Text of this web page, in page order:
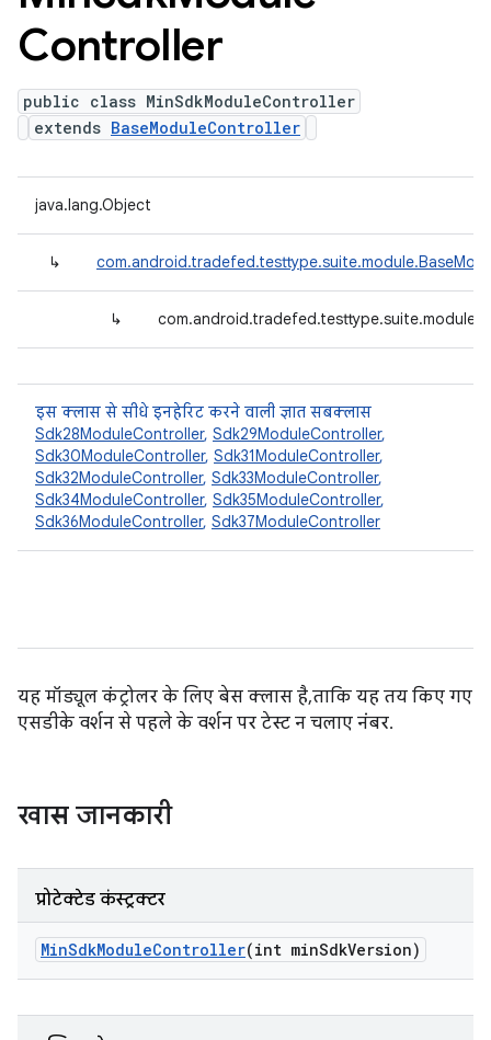
Controller
public class MinSdkModuleController
extends BaseModuleController
java.lang.Object
↳
↳
इस क्लास से सीधे इनहेरिट करने वाली ज्ञात सबक्लास
Sdk28ModuleController, Sdk29ModuleController,
Sdk30ModuleController, Sdk31ModuleController,
Sdk32ModuleController, Sdk33ModuleController,
Sdk34ModuleController, Sdk35ModuleController,
Sdk36ModuleController, Sdk37ModuleController
यह मॉड्यूल कंट्रोलर के लिए बेस क्लास है, ताकि यह तय किए गए
एसडीके वर्शन से पहले के वर्शन पर टेस्ट न चलाए नंबर.
खास जानकारी
प्रोटेक्टेड कंस्ट्रक्टर
MinSdkModuleController(int minSdkVersion)